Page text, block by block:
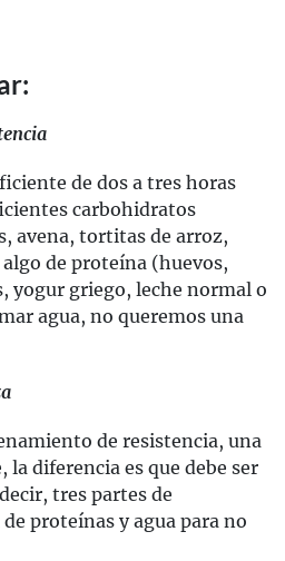
de dos a tres horas
carbohidratos
avena, tortitas de arroz,
de proteína (huevos,
yogur griego, leche normal o
agua, no queremos una
de resistencia, una
diferencia es que debe ser
tres partes de
proteínas y agua para no